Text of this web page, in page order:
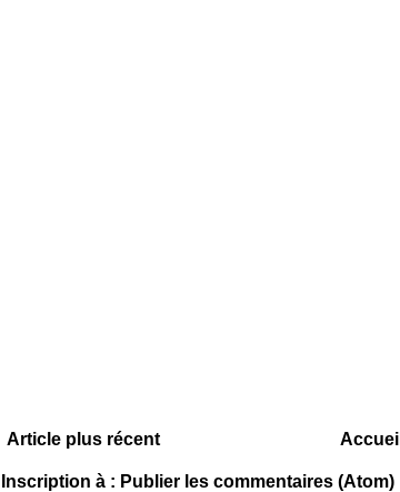
Article plus récent Accueil
Inscription à : Publier les commentaires (Atom)